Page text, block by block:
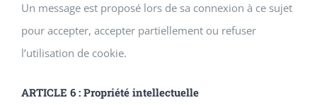
Un message est proposé lors de sa connexion à ce sujet
pour accepter, accepter partiellement ou refuser
l’utilisation de cookie.
ARTICLE 6 : Propriété intellectuelle